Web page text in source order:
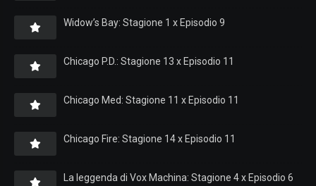
Widow’s Bay: Stagione 1 x Episodio 9
Chicago P.D.: Stagione 13 x Episodio 11
Chicago Med: Stagione 11 x Episodio 11
Chicago Fire: Stagione 14 x Episodio 11
La leggenda di Vox Machina: Stagione 4 x Episodio 6